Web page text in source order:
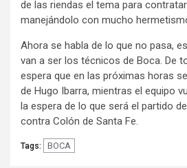
de las riendas el tema para
manejándolo con mucho
Ahora se habla de lo que no pasa,
van a ser los técnicos de Boca. De
espera que en las próximas horas
de Hugo Ibarra, mientras el equipo
la espera de lo que será el partido
contra Colón de Santa Fe.
Tags: BOCA